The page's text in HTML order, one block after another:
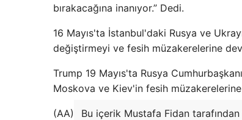
bırakacağına inanıyor.” Dedi.
16 Mayıs'ta İstanbul'daki Rusya ve
değiştirmeyi ve fesih müzakerelerine
Trump 19 Mayıs'ta Rusya
Moskova ve Kiev'in fesih müzakerelerine
(AA) Bu içerik Mustafa Fidan tarafından